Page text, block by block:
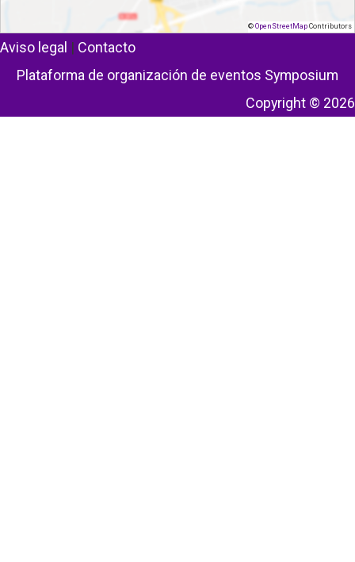
© OpenStreetMap Contributors
Aviso legal | Contacto
Plataforma de organización de eventos Symposium
Copyright © 2026